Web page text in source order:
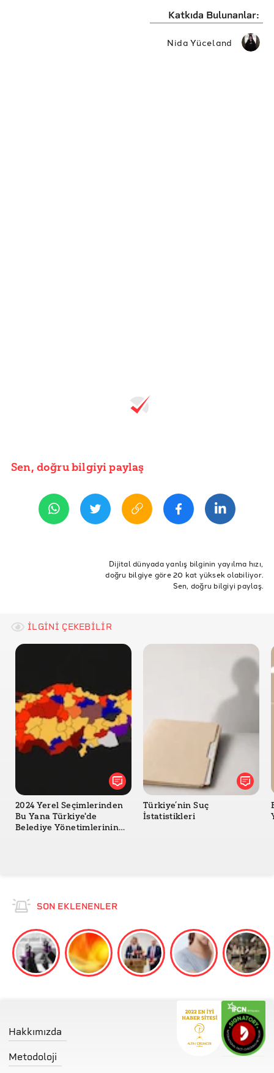
Katkıda Bulunanlar:
Nida Yüceland
Sen, doğru bilgiyi paylaş
Dijital dünyada yanlış bilginin yayılma hızı,
doğru bilgiye göre 20 kat yüksek olabiliyor.
Sen, doğru bilgiyi paylaş.
İLGİNİ ÇEKEBİLİR
2024 Yerel Seçimlerinden
Bu Yana Türkiye'de
Belediye Yönetimlerinin
Türkiye’nin Suç
İstatistikleri
SON EKLENENLER
Hakkımızda
Metodoloji